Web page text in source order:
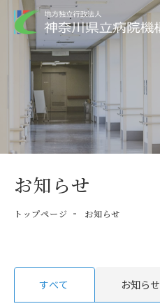
お知らせ
トップページ お知らせ
すべて お知らせ